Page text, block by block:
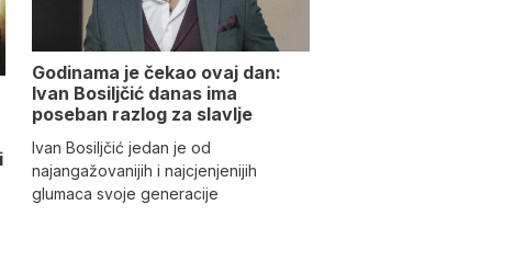
Godinama je čekao ovaj dan:
Ivan Bosiljčić danas ima
poseban razlog za slavlje
Ivan Bosiljčić jedan je od
najangažovanijih i najcjenjenijih
glumaca svoje generacije